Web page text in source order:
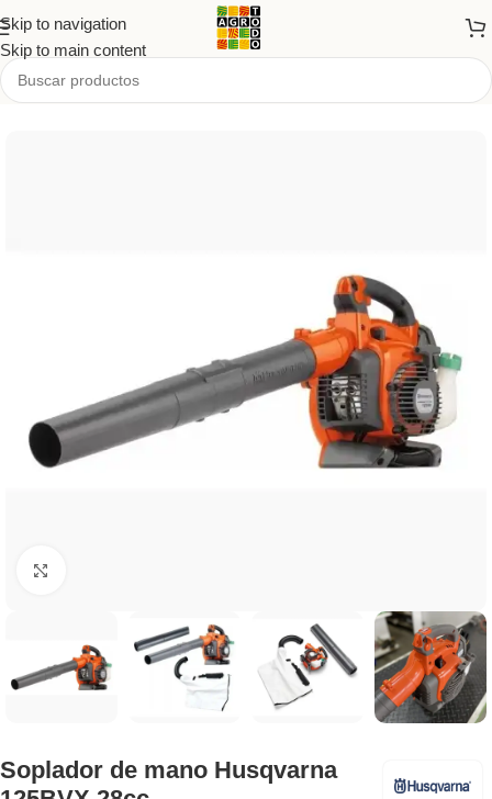
Skip to navigation
Skip to main content
Tienda
Soplador de mano Husqvarna